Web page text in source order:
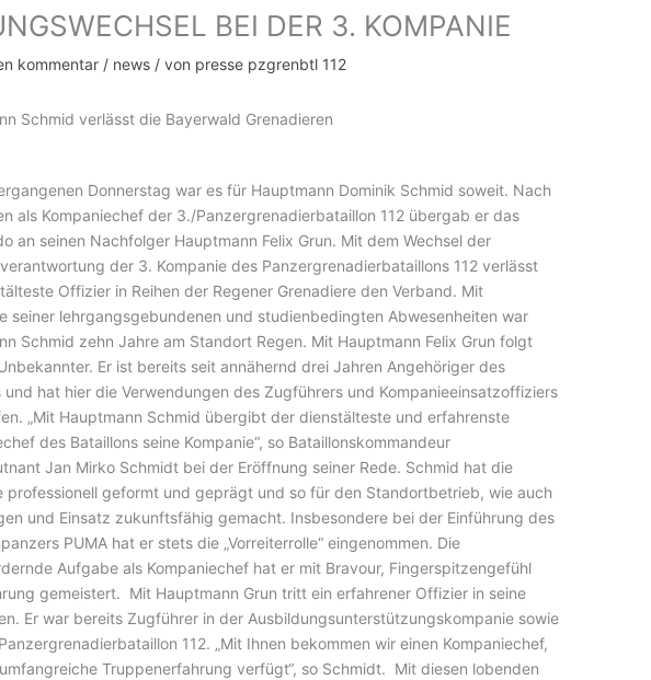
BEI DER 3. KOMPANIE
kommentar / news / von presse pzgrenbtl 112
Schmid verlässt die Bayerwald Grenadieren
Donnerstag war es für Hauptmann Dominik Schmid soweit. Nach
als Kompaniechef der 3./Panzergrenadierbataillon 112 übergab er das
an seinen Nachfolger Hauptmann Felix Grun. Mit dem Wechsel der
der 3. Kompanie des Panzergrenadierbataillons 112 verlässt
Offizier in Reihen der Regener Grenadiere den Verband. Mit
seiner lehrgangsgebundenen und studienbedingten Abwesenheiten war
Schmid zehn Jahre am Standort Regen. Mit Hauptmann Felix Grun folgt
Er ist bereits seit annähernd drei Jahren Angehöriger des
und hat hier die Verwendungen des Zugführers und Kompanieeinsatzoffiziers
„Mit Hauptmann Schmid übergibt der dienstälteste und erfahrenste
des Bataillons seine Kompanie“, so Bataillonskommandeur
Jan Mirko Schmidt bei der Eröffnung seiner Rede. Schmid hat die
professionell geformt und geprägt und so für den Standortbetrieb, wie auch
und Einsatz zukunftsfähig gemacht. Insbesondere bei der Einführung des
PUMA hat er stets die „Vorreiterrolle“ eingenommen. Die
Aufgabe als Kompaniechef hat er mit Bravour, Fingerspitzengefühl
gemeistert. Mit Hauptmann Grun tritt ein erfahrener Offizier in seine
Er war bereits Zugführer in der Ausbildungsunterstützungskompanie sowie
112. „Mit Ihnen bekommen wir einen Kompaniechef,
Truppenerfahrung verfügt“, so Schmidt. Mit diesen lobenden